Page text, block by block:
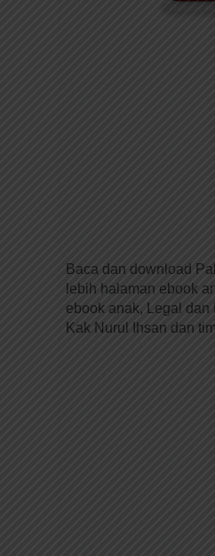
Baca dan download
lebih halaman ebook
ebook anak, Legal dan
Kak Nurul Ihsan dan